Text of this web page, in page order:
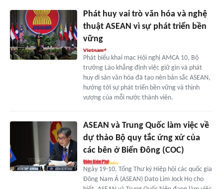
Phát huy vai trò văn hóa và nghệ
thuật ASEAN vì sự phát triển bền
vững
Phát biểu khai mạc Hội nghị AMCA 10, Bộ
trưởng Lào khẳng định việc giữ gìn và phát
huy di sản văn hóa đã tạo nên bản sắc ASEAN,
hướng tới sự phát triển bền vững và thịnh
vượng của mỗi nước thành viên.
ASEAN và Trung Quốc làm việc về
dự thảo Bộ quy tắc ứng xử của
các bên ở Biển Đông (COC)
Ngày 19-10, Tổng Thư ký Hiệp hội các quốc gia
Đông Nam Á (ASEAN) Dato Lim Jock Ho cho